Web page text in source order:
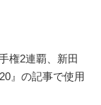
権2連覇、新田
』の記事で使用